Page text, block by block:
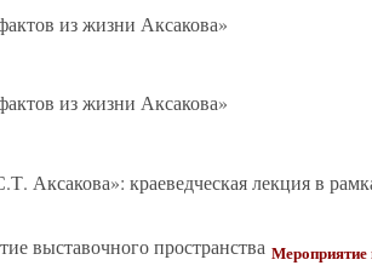
из жизни Аксакова»
из жизни Аксакова»
Аксакова»: краеведческая лекция в
выставочного пространства Мероприятие